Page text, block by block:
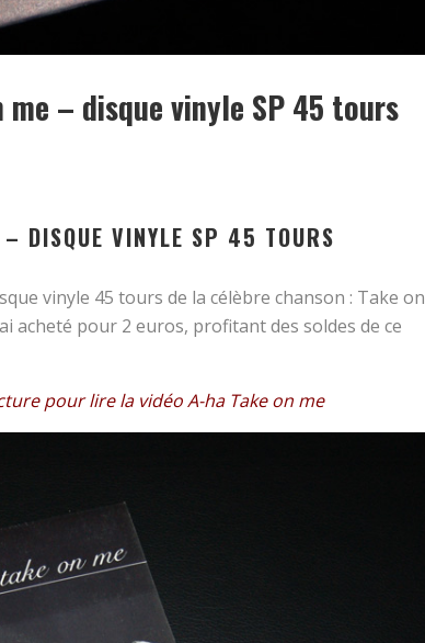
me – disque vinyle SP 45 tours
DISQUE VINYLE SP 45 TOURS
vinyle 45 tours de la célèbre chanson : Take on
acheté pour 2 euros, profitant des soldes de ce
pour lire la vidéo A-ha Take on me